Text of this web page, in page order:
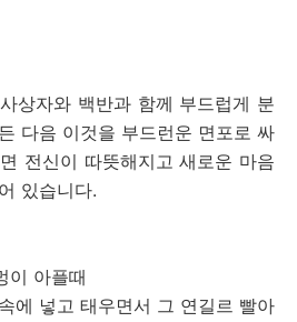
상자와 백반과 함께 부드럽게 분
다음 이것을 부드런운 면포로 싸
전신이 따뜻해지고 새로운 마음
있습니다.
이 아플때
에 넣고 태우면서 그 연길르 빨아